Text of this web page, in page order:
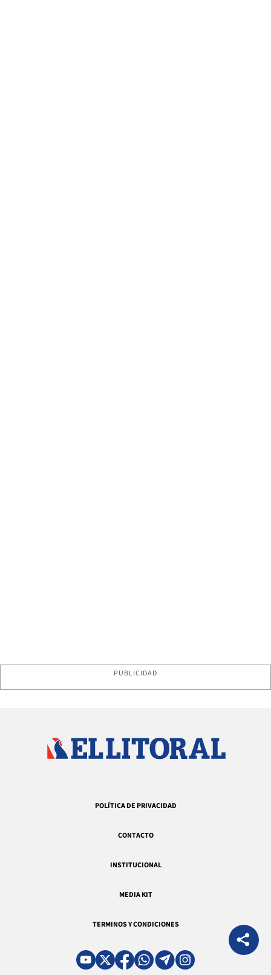
PUBLICIDAD
POLÍTICA DE PRIVACIDAD
CONTACTO
INSTITUCIONAL
MEDIA KIT
TERMINOS Y CONDICIONES